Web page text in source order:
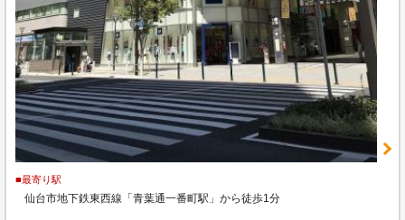
■最寄り駅
仙台市地下鉄東西線「青葉通一番町駅」から徒歩1分